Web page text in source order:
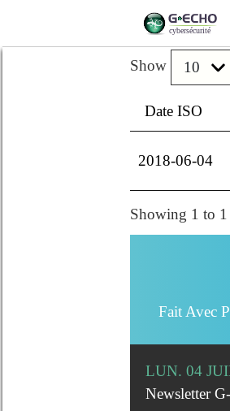
Show
Date ISO
2018-06-04
Showing 1 to
Fait Avec
LUN. 04
Newsletter